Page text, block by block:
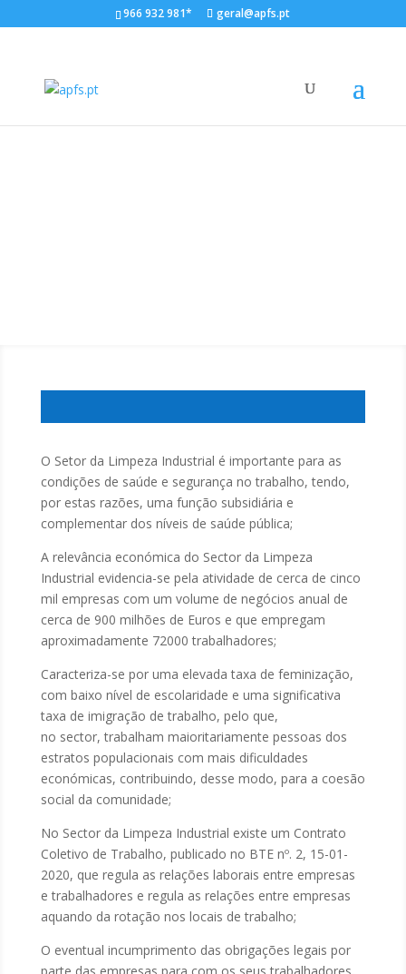
966 932 981* geral@apfs.pt
O Setor da Limpeza Industrial é importante para as
condições de saúde e segurança no trabalho, tendo,
por estas razões, uma função subsidiária e
complementar dos níveis de saúde pública;
A relevância económica do Sector da Limpeza
Industrial evidencia-se pela atividade de cerca de cinco
mil empresas com um volume de negócios anual de
cerca de 900 milhões de Euros e que empregam
aproximadamente 72000 trabalhadores;
Caracteriza-se por uma elevada taxa de feminização,
com baixo nível de escolaridade e uma significativa
taxa de imigração de trabalho, pelo que,
no sector, trabalham maioritariamente pessoas dos
estratos populacionais com mais dificuldades
económicas, contribuindo, desse modo, para a coesão
social da comunidade;
No Sector da Limpeza Industrial existe um Contrato
Coletivo de Trabalho, publicado no BTE nº. 2, 15-01-
2020, que regula as relações laborais entre empresas
e trabalhadores e regula as relações entre empresas
aquando da rotação nos locais de trabalho;
O eventual incumprimento das obrigações legais por